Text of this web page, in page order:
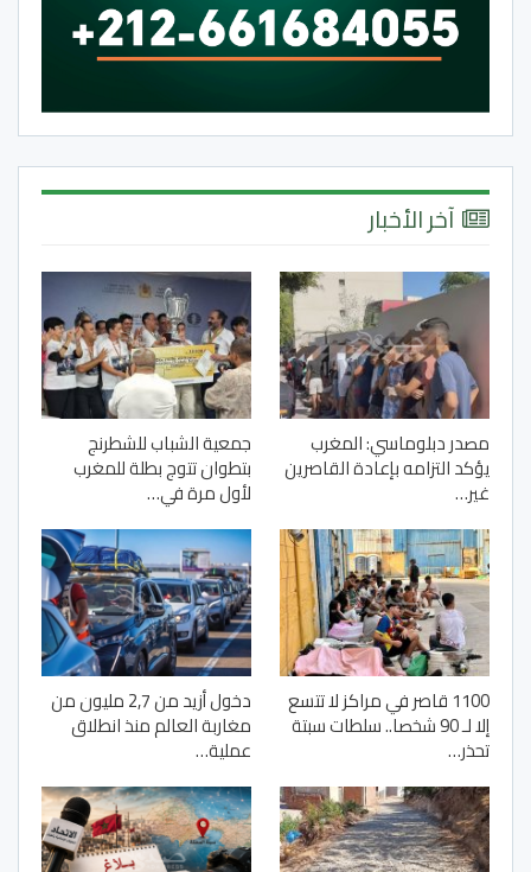
آخر الأخبار
مصدر دبلوماسي: المغرب
يؤكد التزامه بإعادة القاصرين
غير…
جمعية الشباب للشطرنج
بتطوان تتوج بطلة للمغرب
لأول مرة في…
1100 قاصر في مراكز لا تتسع
إلا لـ 90 شخصا.. سلطات سبتة
تحذر…
دخول أزيد من 2,7 مليون من
مغاربة العالم منذ انطلاق
عملية…